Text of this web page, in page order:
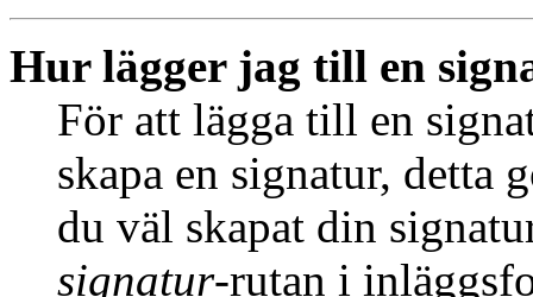
Hur lägger jag till en
För att lägga till en
skapa en signatur,
du väl skapat din
signatur-rutan i